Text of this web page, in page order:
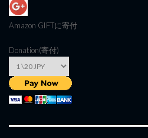
Amazon GIFTに寄付
Donation(寄付)